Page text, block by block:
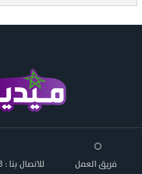
فريق العمل للاتصال بنا : 0662126353 او 0663065550